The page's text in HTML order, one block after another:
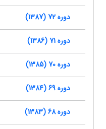
دوره 72 (1387)
دوره 71 (1386)
دوره 70 (1385)
دوره 69 (1384)
دوره 68 (1383)